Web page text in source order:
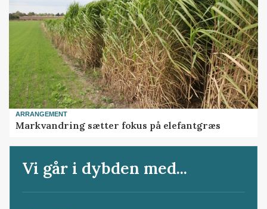
ARRANGEMENT
Markvandring sætter fokus på elefantgræs
Vi går i dybden med...